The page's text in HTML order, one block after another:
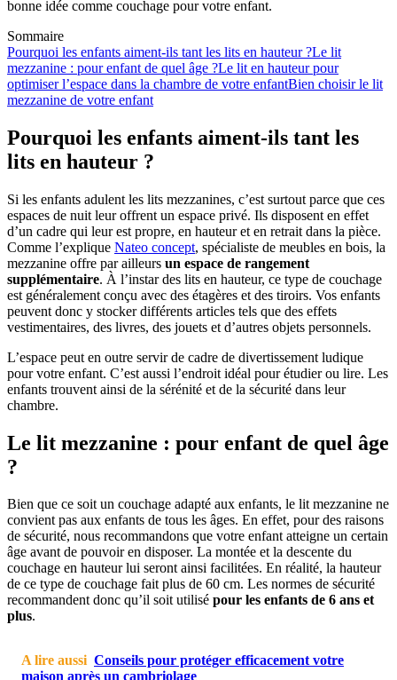
bonne idée comme couchage pour votre enfant.
Sommaire
Pourquoi les enfants aiment-ils tant les lits en hauteur ?Le lit
mezzanine : pour enfant de quel âge ?Le lit en hauteur pour
optimiser l’espace dans la chambre de votre enfantBien choisir le lit
mezzanine de votre enfant
Pourquoi les enfants aiment-ils tant les
lits en hauteur ?
Si les enfants adulent les lits mezzanines, c’est surtout parce que ces
espaces de nuit leur offrent un espace privé. Ils disposent en effet
d’un cadre qui leur est propre, en hauteur et en retrait dans la pièce.
Comme l’explique Nateo concept, spécialiste de meubles en bois, la
mezzanine offre par ailleurs un espace de rangement
supplémentaire. À l’instar des lits en hauteur, ce type de couchage
est généralement conçu avec des étagères et des tiroirs. Vos enfants
peuvent donc y stocker différents articles tels que des effets
vestimentaires, des livres, des jouets et d’autres objets personnels.
L’espace peut en outre servir de cadre de divertissement ludique
pour votre enfant. C’est aussi l’endroit idéal pour étudier ou lire. Les
enfants trouvent ainsi de la sérénité et de la sécurité dans leur
chambre.
Le lit mezzanine : pour enfant de quel âge
?
Bien que ce soit un couchage adapté aux enfants, le lit mezzanine ne
convient pas aux enfants de tous les âges. En effet, pour des raisons
de sécurité, nous recommandons que votre enfant atteigne un certain
âge avant de pouvoir en disposer. La montée et la descente du
couchage en hauteur lui seront ainsi facilitées. En réalité, la hauteur
de ce type de couchage fait plus de 60 cm. Les normes de sécurité
recommandent donc qu’il soit utilisé pour les enfants de 6 ans et
plus.
A lire aussi Conseils pour protéger efficacement votre
maison après un cambriolage